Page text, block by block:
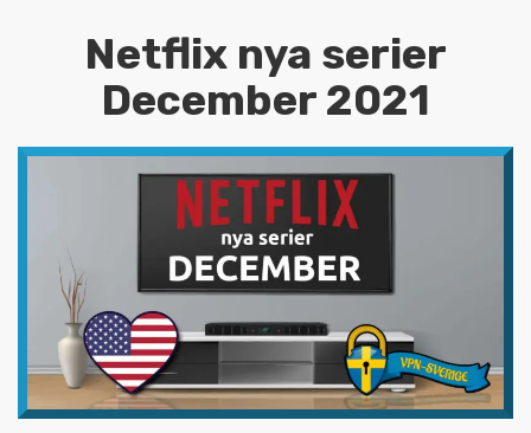
Netflix nya serier
December 2021